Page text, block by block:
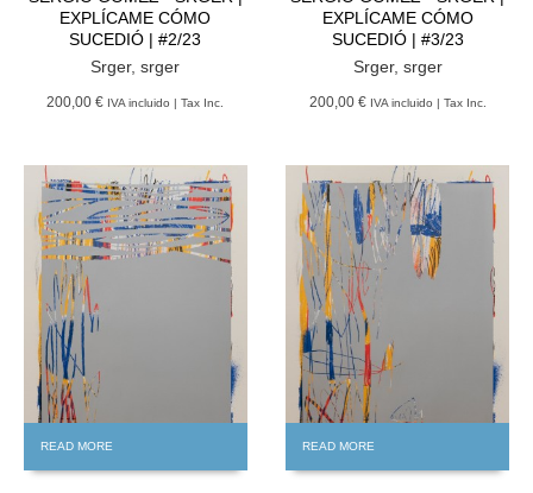
EXPLÍCAME CÓMO
SUCEDIÓ | #2/23
Srger,srger
200,00 € IVA incluido | Tax Inc.
EXPLÍCAME CÓMO
SUCEDIÓ | #3/23
Srger, srger
200,00 € IVA incluido | Tax Inc.
READ MORE READ MORE